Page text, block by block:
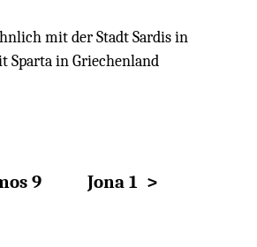
mit der Stadt Sardis in
Sparta in Griechenland
9 Jona 1 >